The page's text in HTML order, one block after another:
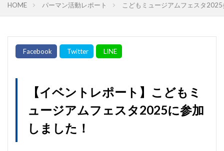
HOME パーマン活動レポート こどもミュージアムフェスタ
【イベントレポート】こどもミ
ュージアムフェスタ2025に参加
しました！